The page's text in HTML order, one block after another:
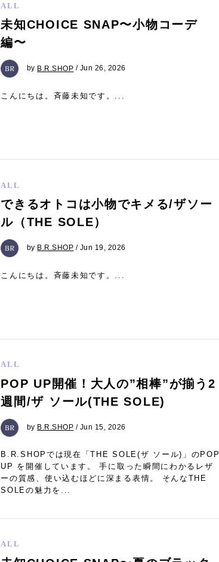
ALL
未知CHOICE SNAP〜小物コーデ
編〜
by B.R.SHOP / Jun 26, 2026
こんにちは。斉藤未知です。...
ALL
できるオトコは小物でキメる/ザソー
ル（THE SOLE）
by B.R.SHOP / Jun 19, 2026
こんにちは。斉藤未知です。...
ALL
POP UP開催！大人の”相棒”が揃う2
週間/ザ ソール(THE SOLE)
by B.R.SHOP / Jun 15, 2026
B.R.SHOPでは現在「THE SOLE(ザ ソール)」のPOP
UP を開催しています。 手に取った瞬間にわかるレザ
ーの質感、使い込むほどに深まる表情。 そんなTHE
SOLEの魅力を...
ALL